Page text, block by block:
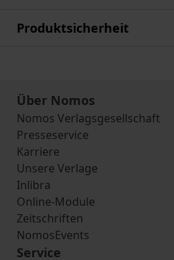
Produktsicherheit
Über Nomos
Nomos Verlagsgesellschaft
Presseservice
Karriere
Unsere Verlage
Inlibra
Online-Module
Zeitschriften
NomosEvents
Service